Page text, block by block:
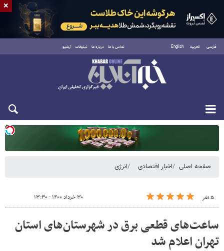
فارسی العربية English تماس با ما درباره ما تبلیغات آرشیو
یکشنبه ۱۸ مرداد ۱۴۰۵
صفحه اصلی اخبار اقتصادی انرژی
۵ نفر ۳۰ خرداد ۱۴۰۰ - ۱۳:۳۰
ساعت‌های قطعی برق در شهرستان‌های استان
تهران اعلام شد
×